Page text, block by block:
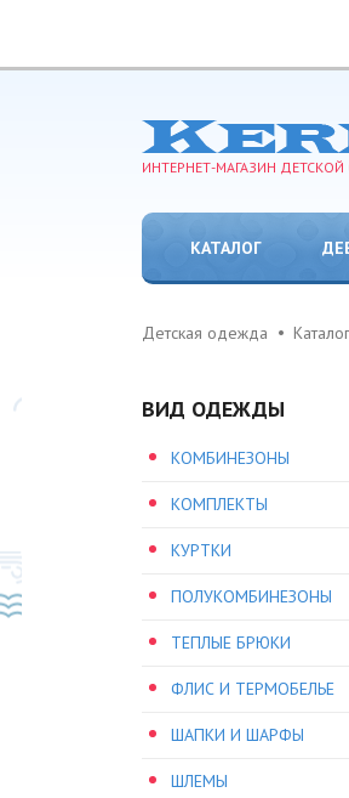
ИНТЕРНЕТ-МАГАЗИН ДЕТСКОЙ
КАТАЛОГ
Детская одежда Каталог
ВИД ОДЕЖДЫ
КОМБИНЕЗОНЫ
КОМПЛЕКТЫ
КУРТКИ
ПОЛУКОМБИНЕЗОНЫ
ТЕПЛЫЕ БРЮКИ
ФЛИС И ТЕРМОБЕЛЬЕ
ШАПКИ И ШАРФЫ
ШЛЕМЫ